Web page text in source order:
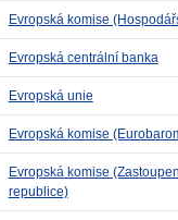
Evropská komise
Evropská centrální banka
Evropská unie
Evropská komise
Evropská komise
republice)